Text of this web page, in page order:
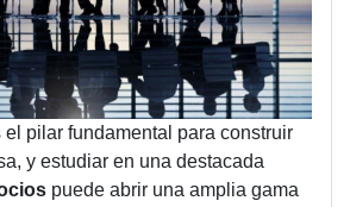
el pilar fundamental para construir
y estudiar en una destacada
puede abrir una amplia gama